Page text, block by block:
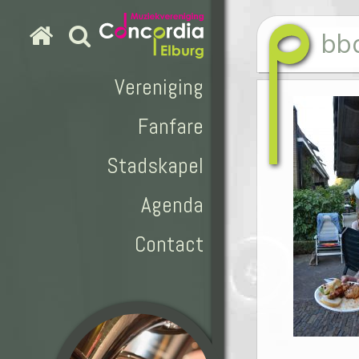
Vereniging
Fanfare
Stadskapel
Agenda
Contact